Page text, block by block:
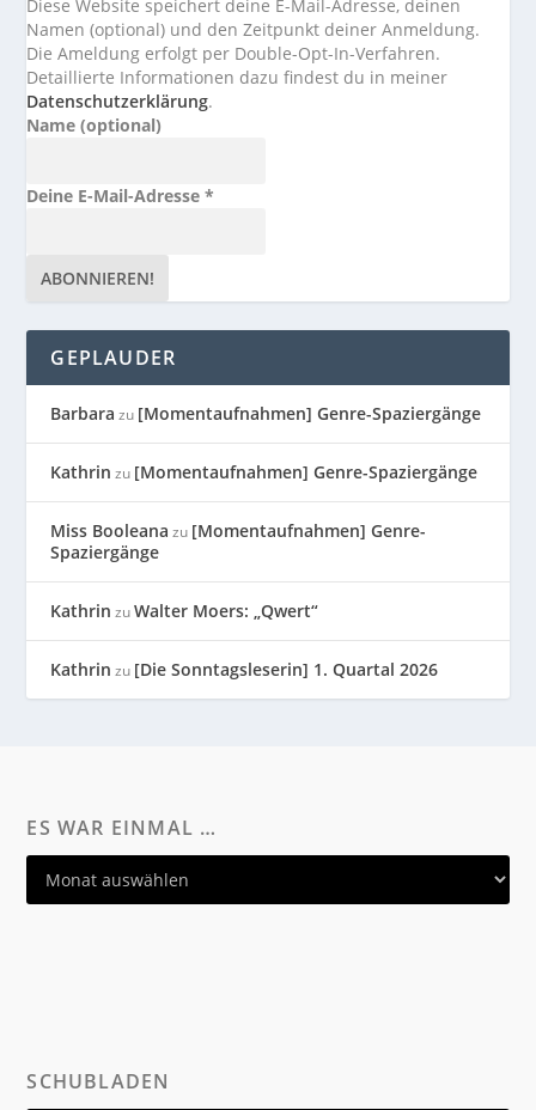
Diese Website speichert deine E-Mail-Adresse, deinen
Namen (optional) und den Zeitpunkt deiner Anmeldung.
Die Ameldung erfolgt per Double-Opt-In-Verfahren.
Detaillierte Informationen dazu findest du in meiner
Datenschutzerklärung.
Name (optional)
Deine E-Mail-Adresse*
GEPLAUDER
Barbara zu [Momentaufnahmen] Genre-Spaziergänge
Kathrin zu [Momentaufnahmen] Genre-Spaziergänge
Miss Booleana zu [Momentaufnahmen] Genre-
Spaziergänge
Kathrin zuWalter Moers: „Qwert“
Kathrin zu [Die Sonntagsleserin] 1. Quartal 2026
ES WAR EINMAL …
SCHUBLADEN